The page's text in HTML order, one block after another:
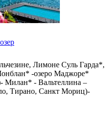
Лимоне Суль Гарда*,
-озеро Маджоре*
Милан* - Вальтеллина –
Тирано, Санкт Мориц)-